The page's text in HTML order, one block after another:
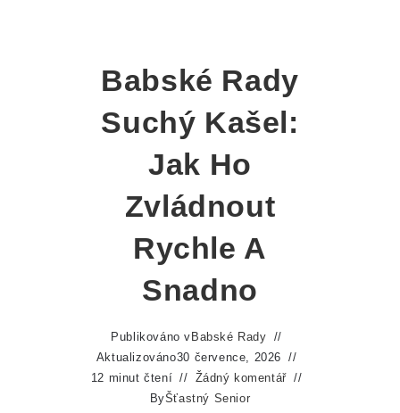
Babské Rady
Suchý Kašel:
Jak Ho
Zvládnout
Rychle A
Snadno
Publikováno v Babské Rady
Aktualizováno30 července, 2026
12 minut čtení
Žádný komentář
ByŠťastný Senior